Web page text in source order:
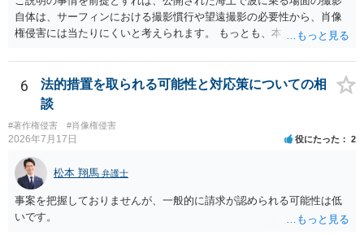
掲載された場合は、URL、掲載日時、画面を保存してから削除を求め
てください。
自体は、サーフィンにおける撮影慣行や望遠撮影の必要性から、肖像
権侵害には当たりにくいと考えられます。 もっとも、本人の同意前に
です。低解像度化や透かしだけでは十分とは限らず、事前同意を取得
する、第三者が識別できない程度に加工する、又は本人のアカウント
内だけで表示する方法を検討すべきです。 なりすまし購入・転売が行
われた場合、御社の責任が当然に生じるわけではありません。しか
し、自己申告だけで購入でき、自社が照合不一致を検出しても販売を
止めていない現行の運用では、予測可能な不正への対策を怠ったとし
て、撮影された本人に対する損害賠償責任が認められる可能性があり
ます。 検討中の対策は、いずれも過剰ではなく、必要な方向性です。
ただし、それだけで十分とはいえません。ゲスト購入の廃止は購入者
の追跡には役立ちますが、その人が被写体本人であることまでは確認
できません。照合不一致時の販売保留・手動レビューは特に重要で
6
法的措置を取られる可能性と対応策についての相
談
#著作権侵害 #肖像権侵害
2026年7月17日 役にたった 2
松本 翔馬 弁護士
事案を把握しておりませんが、一般的に請求が認められる可能性は低
いです。